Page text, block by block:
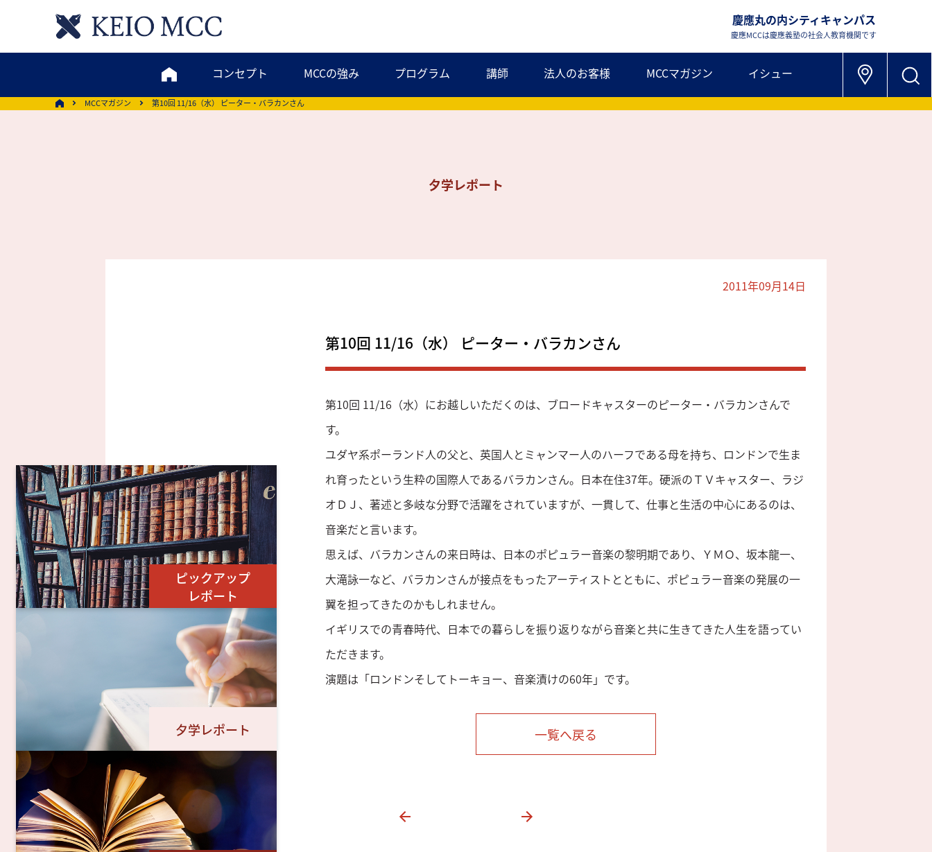
慶應丸の内シティキャンパス
慶應MCCは慶應義塾の社会人教育機関です
コンセプト MCCの強み プログラム 講師 法人のお客様 MCCマガジン イシュー
MCCマガジン 第10回 11/16（水） ピーター・バラカンさん
夕学レポート
2011年09月14日
第10回 11/16（水） ピーター・バラカンさん
第10回 11/16（水）にお越しいただくのは、ブロードキャスターのピーター・バラカンさんで
す。
ユダヤ系ポーランド人の父と、英国人とミャンマー人のハーフである母を持ち、ロンドンで生ま
れ育ったという生粋の国際人であるバラカンさん。日本在住37年。硬派のＴＶキャスター、ラジ
オＤＪ、著述と多岐な分野で活躍をされていますが、一貫して、仕事と生活の中心にあるのは、
音楽だと言います。
思えば、バラカンさんの来日時は、日本のポピュラー音楽の黎明期であり、ＹＭＯ、坂本龍一、
大滝詠一など、バラカンさんが接点をもったアーティストとともに、ポピュラー音楽の発展の一
翼を担ってきたのかもしれません。
イギリスでの青春時代、日本での暮らしを振り返りながら音楽と共に生きてきた人生を語ってい
ただきます。
演題は「ロンドンそしてトーキョー、音楽漬けの60年」です。
一覧へ戻る
ピックアップ
レポート
夕学レポート